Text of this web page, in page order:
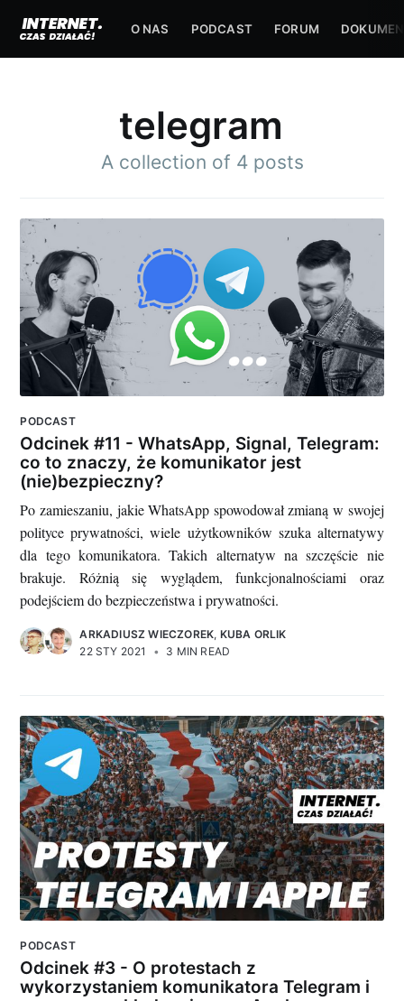
O NAS PODCAST FORUM
telegram
A collection of 4 posts
PODCAST
Odcinek #11 - WhatsApp, Signal, Telegram:
co to znaczy, że komunikator jest
(nie)bezpieczny?
Po zamieszaniu, jakie WhatsApp spowodował zmianą w swojej
polityce prywatności, wiele użytkowników szuka alternatywy
dla tego komunikatora. Takich alternatyw na szczęście nie
brakuje. Różnią się wyglądem, funkcjonalnościami oraz
podejściem do bezpieczeństwa i prywatności.
ARKADIUSZ WIECZOREK, KUBA ORLIK
22 STY 2021
• 3 MIN READ
PODCAST
Odcinek #3 - O protestach z
wykorzystaniem komunikatora Telegram i